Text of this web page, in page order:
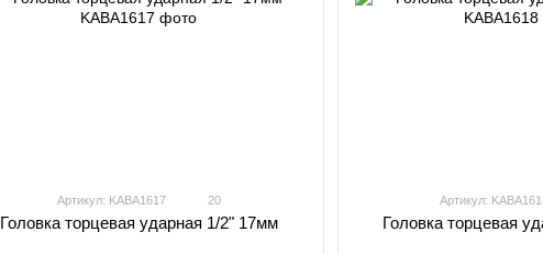
Артикул: KABA1617 20
Головка торцевая ударная 1/2" 17мм
Артикул:
Головка торцевая